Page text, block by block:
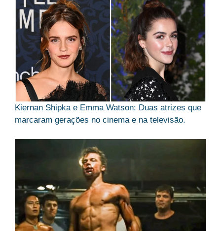
Kiernan Shipka e Emma Watson: Duas atrizes que
marcaram gerações no cinema e na televisão.